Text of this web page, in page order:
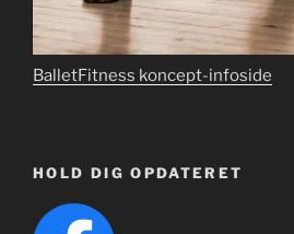
BalletFitness koncept-infoside
HOLD DIG OPDATERET